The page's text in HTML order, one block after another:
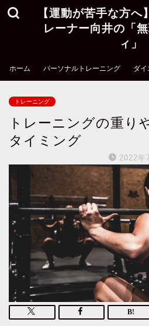
【運動が苦手な方へ
レーナー向井の「
ィ」
ホーム パーソナルトレーニング ダイ
トレーニング
トレーニングの重り
タイミング
2022年